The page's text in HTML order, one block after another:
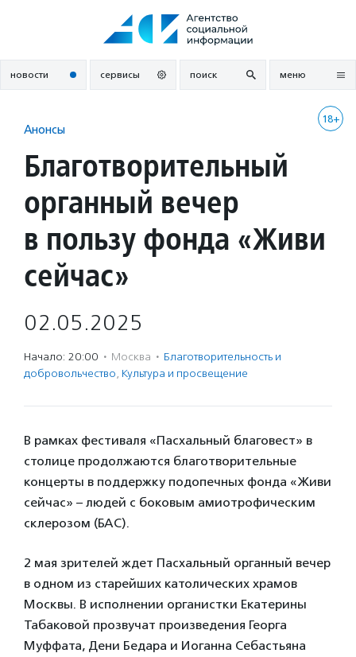
новости сервисы поиск меню
18+
Анонсы
Благотворительный
органный вечер
в пользу фонда «Живи
сейчас»
02.05.2025
Начало: 20:00 · Москва · Благотвори­тель­ность и
доброволь­чест­во, Культура и просвещение
В рамках фестиваля «Пасхальный благовест» в
столице продолжаются благотворительные
концерты в поддержку подопечных фонда «Живи
сейчас» – людей с боковым амиотрофическим
склерозом (БАС).
2 мая зрителей ждет Пасхальный органный вечер
в одном из старейших католических храмов
Москвы. В исполнении органистки Екатерины
Табаковой прозвучат произведения Георга
Муффата, Дени Бедара и Иоганна Себастьяна